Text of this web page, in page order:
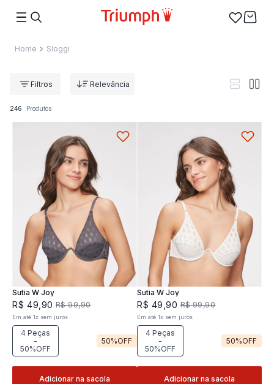
Sloggi
Relevância
246 Produtos
Sutia W Joy
R$ 49 90 R$ 99,90
Em até1x sem juros
4 Peças
-
50%OFF
50%OFF
Adicionar na sacola
Sutia W Joy
R$ 49 ,90 R$ 99,90
Em até 1x sem juros
4 Peças
-
50%OFF
50%OFF
Adicionar na sacola